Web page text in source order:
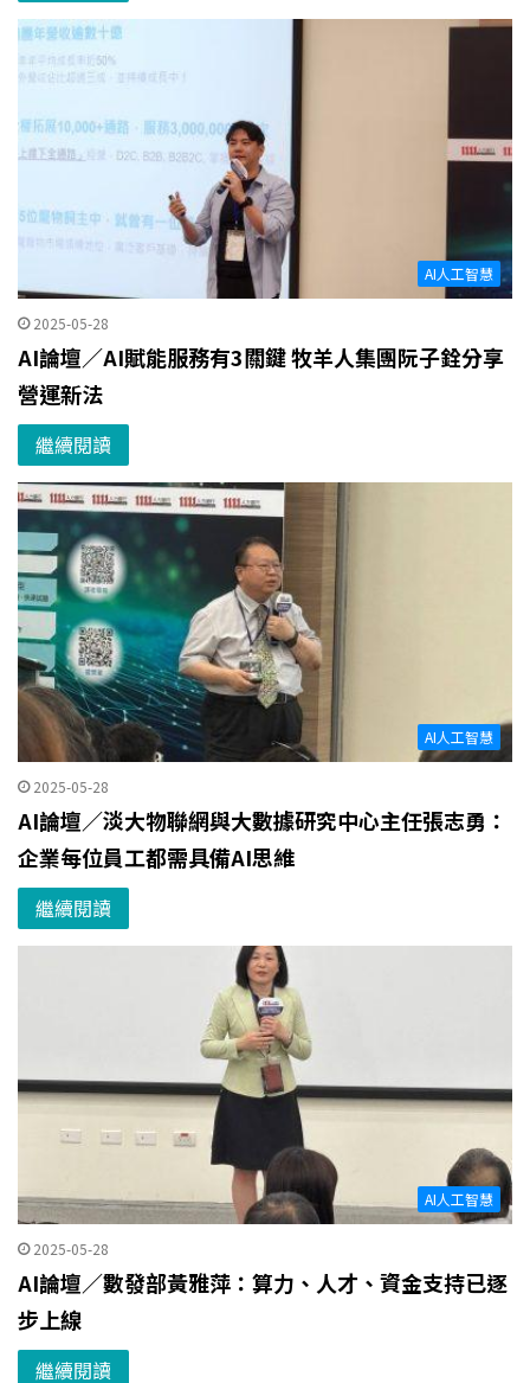
AI人工智慧
2025-05-28
AI論壇／AI賦能服務有3關鍵 牧羊人集團阮子銓分享
營運新法
繼續閱讀
AI人工智慧
2025-05-28
AI論壇／淡大物聯網與大數據研究中心主任張志勇：
企業每位員工都需具備AI思維
繼續閱讀
AI人工智慧
2025-05-28
AI論壇／數發部黃雅萍：算力、人才、資金支持已逐
步上線
繼續閱讀